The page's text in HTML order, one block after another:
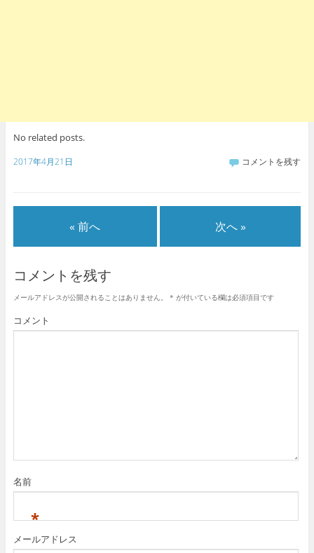
No related posts.
2017年4月21日 コメントを残す
« 前へ 次へ »
コメントを残す
メールアドレスが公開されることはありません。 * が付いている欄は必須項目です
コメント
名前
*
メールアドレス